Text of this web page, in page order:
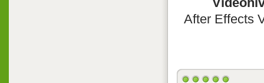
After Effects